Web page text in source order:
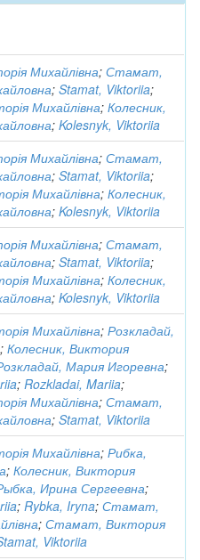
Михайлівна;Стамат,
;Stamat, Viktoriia;
Михайлівна;Колесник,
;Kolesnyk, Viktoriia
Михайлівна;Стамат,
;Stamat, Viktoriia;
Михайлівна;Колесник,
;Kolesnyk, Viktoriia
Михайлівна;Стамат,
;Stamat, Viktoriia;
Михайлівна;Колесник,
;Kolesnyk, Viktoriia
Михайлівна;Розкладай,
;Колесник, Виктория
Мария Игоревна;
;Rozkladai, Mariia;
Михайлівна;Стамат,
;Stamat, Viktoriia
Михайлівна;Рибка,
;Колесник, Виктория
Ирина Сергеевна;
;Rybka, Iryna;Стамат,
;Стамат, Виктория
Viktoriia